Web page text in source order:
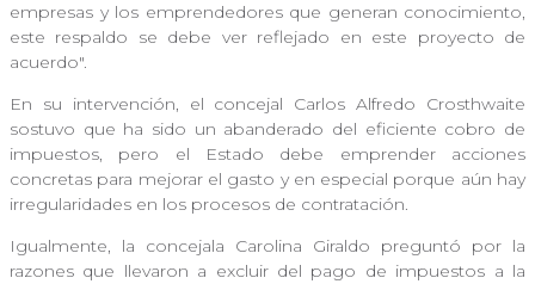
empresas y los emprendedores que generan conocimiento,
este respaldo se debe ver reflejado en este proyecto de
acuerdo".
En su intervención, el concejal Carlos Alfredo Crosthwaite
sostuvo que ha sido un abanderado del eficiente cobro de
impuestos, pero el Estado debe emprender acciones
concretas para mejorar el gasto y en especial porque aún hay
irregularidades en los procesos de contratación.
Igualmente, la concejala Carolina Giraldo preguntó por la
razones que llevaron a excluir del pago de impuestos a la